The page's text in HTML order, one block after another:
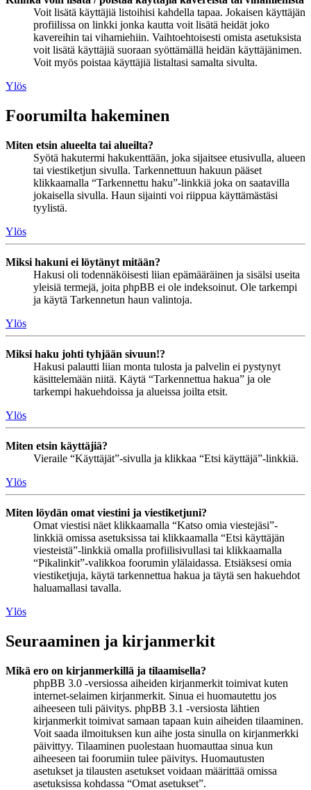
Voit lisätä käyttäjiä listoihisi kahdella tapaa. Jokaisen käyttäjän
profiilissa on linkki jonka kautta voit lisätä heidät joko
kavereihin tai vihamiehiin. Vaihtoehtoisesti omista asetuksista
voit lisätä käyttäjiä suoraan syöttämällä heidän käyttäjänimen.
Voit myös poistaa käyttäjiä listaltasi samalta sivulta.
Ylös
Foorumilta hakeminen
Miten etsin alueelta tai alueilta?
Syötä hakutermi hakukenttään, joka sijaitsee etusivulla, alueen
tai viestiketjun sivulla. Tarkennettuun hakuun pääset
klikkaamalla “Tarkennettu haku”-linkkiä joka on saatavilla
jokaisella sivulla. Haun sijainti voi riippua käyttämästäsi
tyylistä.
Ylös
Miksi hakuni ei löytänyt mitään?
Hakusi oli todennäköisesti liian epämääräinen ja sisälsi useita
yleisiä termejä, joita phpBB ei ole indeksoinut. Ole tarkempi
ja käytä Tarkennetun haun valintoja.
Ylös
Miksi haku johti tyhjään sivuun!?
Hakusi palautti liian monta tulosta ja palvelin ei pystynyt
käsittelemään niitä. Käytä “Tarkennettua hakua” ja ole
tarkempi hakuehdoissa ja alueissa joilta etsit.
Ylös
Miten etsin käyttäjiä?
Vieraile “Käyttäjät”-sivulla ja klikkaa “Etsi käyttäjä”-linkkiä.
Ylös
Miten löydän omat viestini ja viestiketjuni?
Omat viestisi näet klikkaamalla “Katso omia viestejäsi”-
linkkiä omissa asetuksissa tai klikkaamalla “Etsi käyttäjän
viesteistä”-linkkiä omalla profiilisivullasi tai klikkaamalla
“Pikalinkit”-valikkoa foorumin ylälaidassa. Etsiäksesi omia
viestiketjuja, käytä tarkennettua hakua ja täytä sen hakuehdot
haluamallasi tavalla.
Ylös
Seuraaminen ja kirjanmerkit
Mikä ero on kirjanmerkillä ja tilaamisella?
phpBB 3.0 -versiossa aiheiden kirjanmerkit toimivat kuten
internet-selaimen kirjanmerkit. Sinua ei huomautettu jos
aiheeseen tuli päivitys. phpBB 3.1 -versiosta lähtien
kirjanmerkit toimivat samaan tapaan kuin aiheiden tilaaminen.
Voit saada ilmoituksen kun aihe josta sinulla on kirjanmerkki
päivittyy. Tilaaminen puolestaan huomauttaa sinua kun
aiheeseen tai foorumiin tulee päivitys. Huomautusten
asetukset ja tilausten asetukset voidaan määrittää omissa
asetuksissa kohdassa “Omat asetukset”.